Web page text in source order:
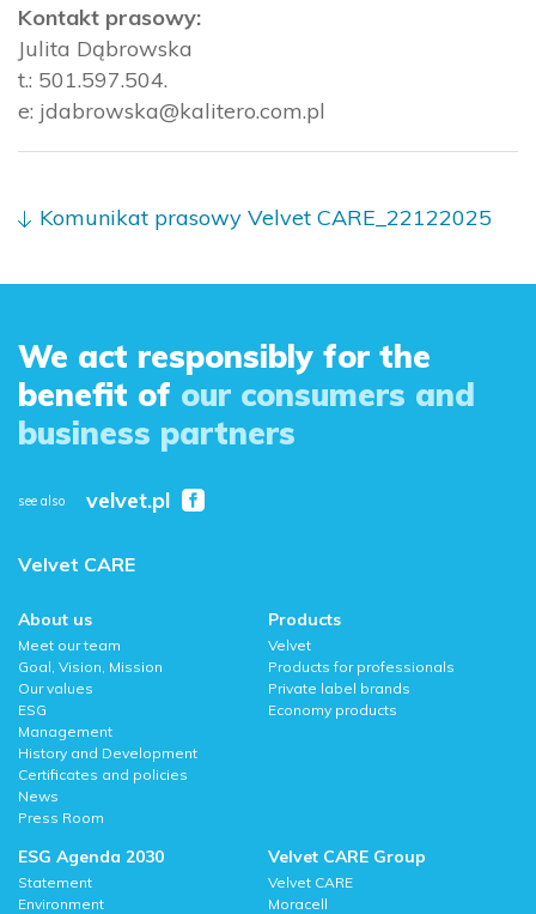
Kontakt prasowy:
Julita Dąbrowska
t.: 501.597.504.
e: jdabrowska@kalitero.com.pl
Komunikat prasowy Velvet CARE_22122025
We act responsibly for the
benefit of our consumers and
business partners
see also velvet.pl
Velvet CARE
About us
Meet our team
Goal, Vision, Mission
Our values
ESG
Management
History and Development
Certificates and policies
News
Press Room
Products
Velvet
Products for professionals
Private label brands
Economy products
ESG Agenda 2030
Statement
Environment
Velvet CARE Group
Velvet CARE
Moracell